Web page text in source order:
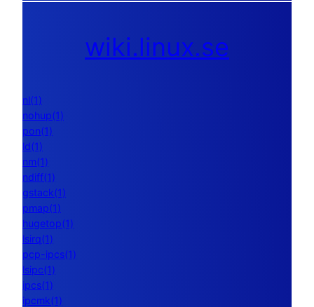
wiki.linux.se
nl(1)
nohup(1)
pon(1)
ld(1)
nm(1)
ndiff(1)
gstack(1)
pmap(1)
hugetop(1)
lsirq(1)
pcp-ipcs(1)
lsipc(1)
ipcs(1)
ipcmk(1)